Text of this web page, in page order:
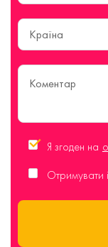
Країна
Я згоден на
Отримувати